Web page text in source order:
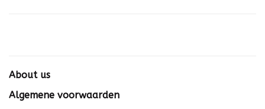
About us
Algemene voorwaarden